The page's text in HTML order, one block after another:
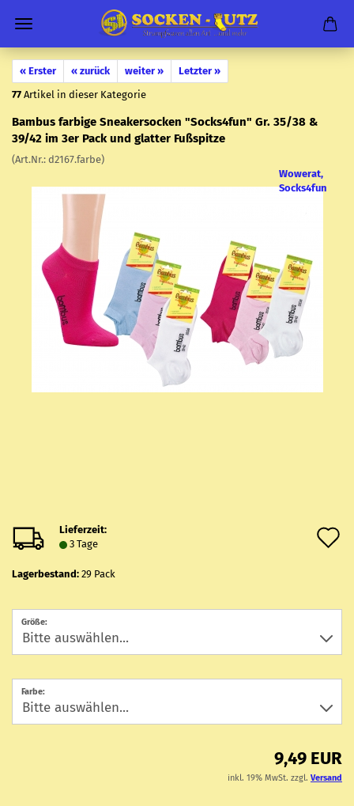
« Erster « zurück weiter »
Letzter »
77 Artikel in dieser Kategorie
Bam­bus far­bi­ge Snea­ker­so­cken "Socks4fun" Gr. 35/38 &
39/42 im 3er Pack und glat­ter Fuß­spit­ze
(Art.Nr.: d2167.farbe)
Wowerat,
Socks4fun
Lieferzeit:
3 Tage
Lagerbestand: 29 Pack
Größe:
Farbe:
9,49 EUR
inkl. 19% MwSt. zzgl. Versand